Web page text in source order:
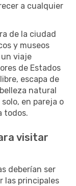
a cualquier
de la ciudad
y museos
viaje
de Estados
escapa de
natural
en pareja o
todos.
visitar
deberían ser
las principales